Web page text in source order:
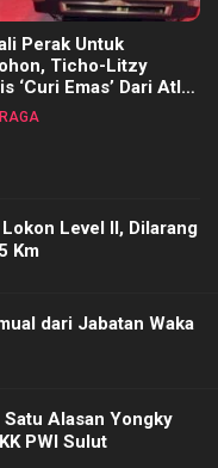
Perak Untuk
Ticho-Litzy
‘Curi Emas’ Dari Atlet
PON di Porprov Sulut
Level II, Dilarang
Km
dari Jabatan Waka
Alasan Yongky
PWI Sulut